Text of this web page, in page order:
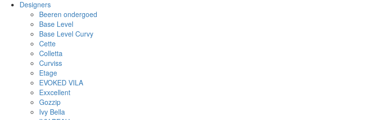
Designers
Beeren ondergoed
Base Level
Base Level Curvy
Cette
Colletta
Curviss
Etage
EVOKED VILA
Exxcellent
Gozzip
Ivy Bella